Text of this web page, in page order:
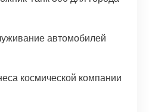
автомобилей
космической компании